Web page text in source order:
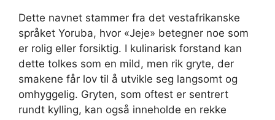
Dette navnet stammer fra det vestafrikanske
språket Yoruba, hvor «Jeje» betegner noe som
er rolig eller forsiktig. I kulinarisk forstand kan
dette tolkes som en mild, men rik gryte, der
smakene får lov til å utvikle seg langsomt og
omhyggelig. Gryten, som oftest er sentrert
rundt kylling, kan også inneholde en rekke